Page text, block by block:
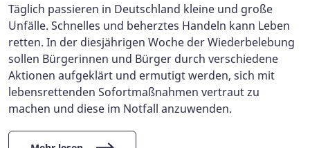
Täglich passieren in Deutschland kleine und große
Unfälle. Schnelles und beherztes Handeln kann Leben
retten. In der diesjährigen Woche der Wiederbelebung
sollen Bürgerinnen und Bürger durch verschiedene
Aktionen aufgeklärt und ermutigt werden, sich mit
lebensrettenden Sofortmaßnahmen vertraut zu
machen und diese im Notfall anzuwenden.